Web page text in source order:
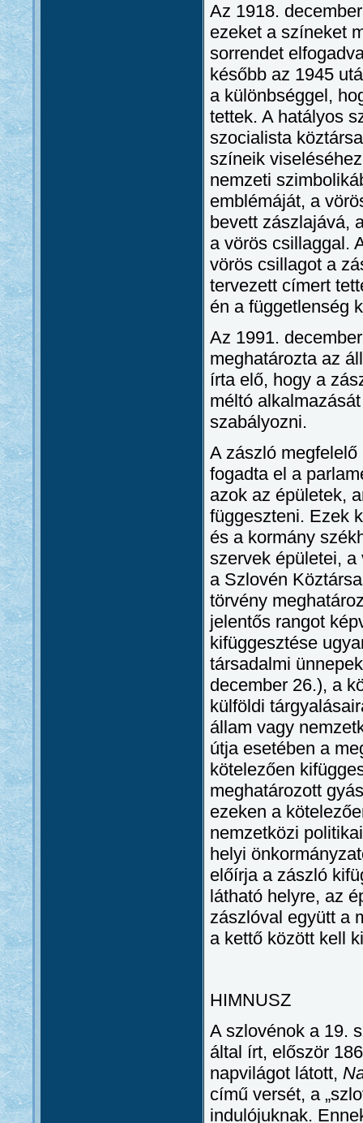
Az 1918.
ezeket a színeket
sorrendet
később az 1945
a különbséggel,
tettek. A hatályos
szocialista
színeik
nemzeti
emblémáját, a
bevett zászlajává,
a vörös csillaggal.
vörös csillagot a
tervezett címert
én a függetlenség
Az 1991.
meghatározta az
írta elő, hogy a
méltó
szabályozni.
A zászló
fogadta el a
azok az épületek,
függeszteni. Ezek
és a kormány
szervek épületei,
a Szlovén
törvény
jelentős rangot
kifüggesztése
társadalmi
december 26.), a
külföldi
állam vagy
útja esetében a
kötelezően
meghatározott
ezeken a
nemzetközi
helyi
előírja a zászló
látható helyre, az
zászlóval együtt a
a kettő között kell
HIMNUSZ
A szlovénok a 19.
által írt, először
napvilágot látott,
című versét, a
indulójuknak.